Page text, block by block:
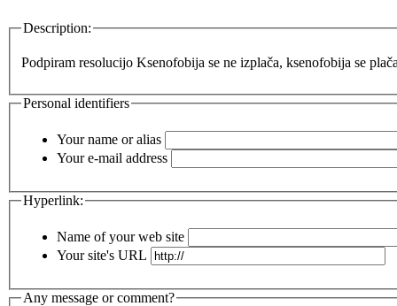
Description:
Podpiram resolucijo Ksenofobija se ne izplača, ksenofobija se
Personal identifiers
Your name or alias
Your e-mail address
Hyperlink:
Name of your web site
Your site's URL
Any message or comment?